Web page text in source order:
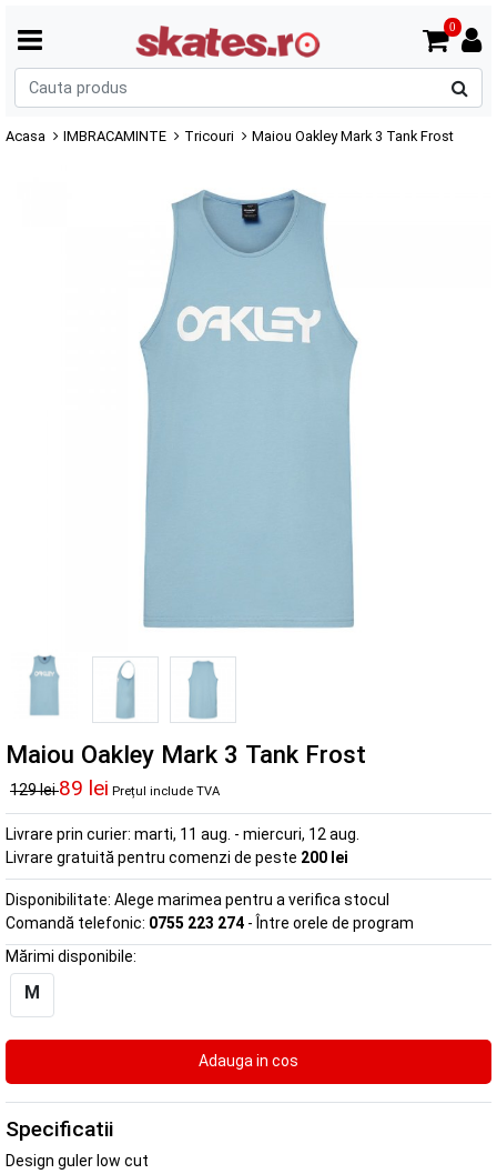
0
Acasa IMBRACAMINTE Tricouri Maiou Oakley Mark 3 Tank Frost
Maiou Oakley Mark 3 Tank Frost
129 lei89 lei Prețul include TVA
Livrare prin curier: marti, 11 aug. - miercuri, 12 aug.
Livrare gratuită pentru comenzi de peste 200 lei
Disponibilitate: Alege marimea pentru a verifica stocul
Comandă telefonic: 0755 223 274 - Între orele de program
Mărimi disponibile:
M
Specificatii
Design guler low cut